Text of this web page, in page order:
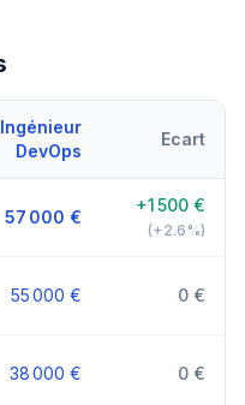
Ingénieur
DevOps
Ecart
57 000 €
+1 500 €
(+2.6%)
55 000 € 0 €
38 000 € 0 €